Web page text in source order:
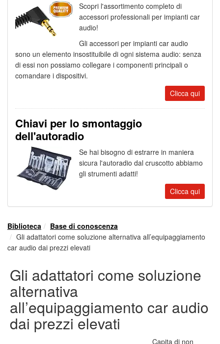
Scopri l'assortimento completo di
accessori professionali per impianti car
audio!
Gli accessori per impianti car audio
sono un elemento insostituibile di ogni sistema audio: senza
di essi non possiamo collegare i componenti principali o
comandare i dispositivi.
Clicca qui
Chiavi per lo smontaggio
dell'autoradio
Se hai bisogno di estrarre in maniera
sicura l'autoradio dal cruscotto abbiamo
gli strumenti adatti!
Clicca qui
Biblioteca
Base di conoscenza
Gli adattatori come soluzione alternativa all’equipaggiamento
car audio dai prezzi elevati
Gli adattatori come soluzione
alternativa
all’equipaggiamento car audio
dai prezzi elevati
Capita di non